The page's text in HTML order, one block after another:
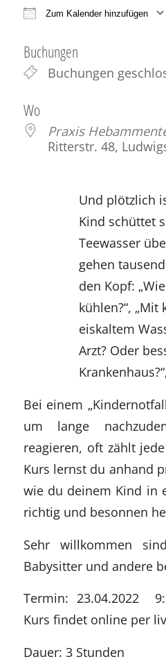
Zum Kalender hinzufügen
Buchungen
Buchungen
Wo
Praxis
Ritterstr. 48,
Und plötzlich
Kind schüttet
Teewasser
gehen
den Kopf:
kühlen?“,
eiskaltem
Arzt? Oder
Bei einem
um lange
reagieren, oft zählt
Kurs lernst du anhand
wie du deinem Kind in
richtig und besonnen
Sehr willkommen
Babysitter und andere
Termin: 23.04.2022
Kurs findet online per
Dauer: 3 Stunden